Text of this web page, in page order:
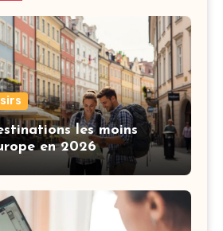
les moins
en 2026